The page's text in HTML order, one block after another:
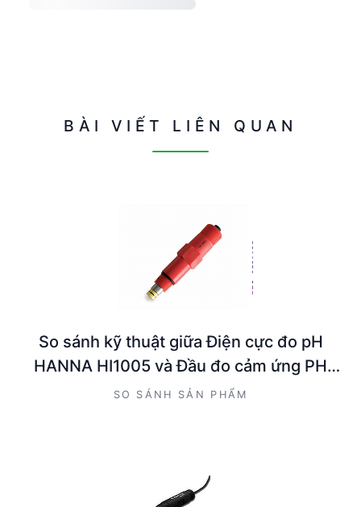
BÀI VIẾT LIÊN QUAN
So sánh kỹ thuật giữa Điện cực đo pH
HANNA HI1005 và Đầu đo cảm ứng PH
Hanna HI6101415
SO SÁNH SẢN PHẨM